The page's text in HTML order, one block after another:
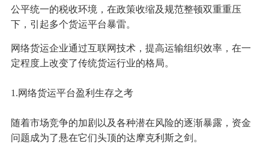
公平统一的税收环境，在政策收缩及规范整顿双重重压
下，引起多个货运平台暴雷。
网络货运企业通过互联网技术，提高运输组织效率，在一
定程度上改变了传统货运行业的格局。
1.网络货运平台盈利生存之考
随着市场竞争的加剧以及各种潜在风险的逐渐暴露，资金
问题成为了悬在它们头顶的达摩克利斯之剑。